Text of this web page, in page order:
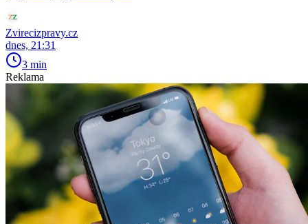
Zvirecizpravy.cz
dnes, 21:31
3 min
Reklama